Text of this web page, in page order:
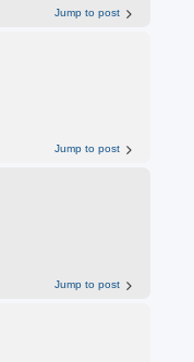
Jump to post
Jump to post
Jump to post